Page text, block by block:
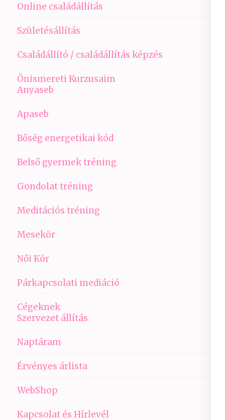
Online családállítás
Születésállítás
Családállító / családállítás képzés
Önismereti Kurzusaim
Anyaseb
Apaseb
Bőség energetikai kód
Belső gyermek tréning
Gondolat tréning
Meditációs tréning
Mesekör
Női Kör
Párkapcsolati mediáció
Cégeknek
Szervezet állítás
Naptáram
Érvényes árlista
WebShop
Kapcsolat és Hírlevél